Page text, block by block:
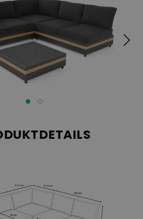
anpassen können. Zögern Sie nicht und
Außenbereich in eine
Wohlfühl-Oase
besteht aus 100% Polyacryl,
aus Schaumstoff besteht.